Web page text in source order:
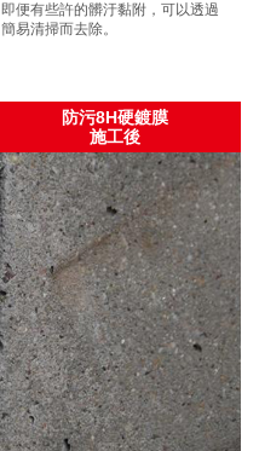
即便有些許的髒汙黏附，可以透過
簡易清掃而去除。
防污8H硬鍍膜
施工後